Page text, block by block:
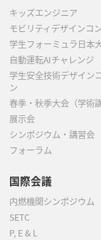
キッズエンジニア
モビリティデザインコ
学生フォーミュラ日本
自動運転AIチャレンジ
学生安全技術デザイン
ン
春季・秋季大会（学術
展示会
シンポジウム・講習会
フォーラム
国際会議
内燃機関シンポジウム
SETC
P, E & L